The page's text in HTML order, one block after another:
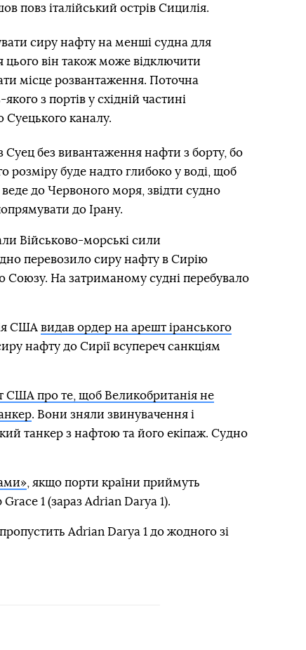
повз італійський острів Сицилія.
сиру нафту на менші судна для
він також може відключити
місце розвантаження. Поточна
з портів у східній частині
каналу.
без вивантаження нафти з борту, бо
розміру буде надто глибоко у воді, щоб
до Червоного моря, звідти судно
до Ірану.
Військово-морські сили
перевозило сиру нафту в Сирію
Союзу. На затриманому судні перебувало
США видав ордер на арешт іранського
нафту до Сирії всупереч санкціям
США про те, щоб Великобританія не
. Вони зняли звинувачення і
танкер з нафтою та його екіпаж. Судно
, якщо порти країни приймуть
1 (зараз Adrian Darya 1).
Adrian Darya 1 до жодного зі